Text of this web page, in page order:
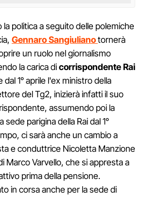
la politica a seguito delle polemiche
Gennaro Sangiulianotornerà
un ruolo nel giornalismo
la carica dicorrispondente Rai
dal 1° aprile l'ex ministro della
del Tg2, inizierà infatti il suo
assumendo poi la
sede parigina della Rai dal 1°
ci sarà anche un cambio a
e conduttrice Nicoletta Manzione
Marco Varvello, che si appresta a
prima della pensione.
in corsa anche per la sede di